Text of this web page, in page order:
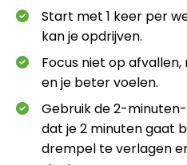
Start met 1 keer per
kan je opdrijven.
Focus niet op
en je beter voelen.
Gebruik de 2-
dat je 2 minuten gaat
drempel te verlagen